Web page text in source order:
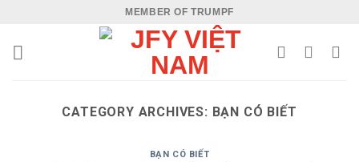
content
MEMBER OF TRUMPF
CATEGORY ARCHIVES: BẠN CÓ BIẾT
BẠN CÓ BIẾT